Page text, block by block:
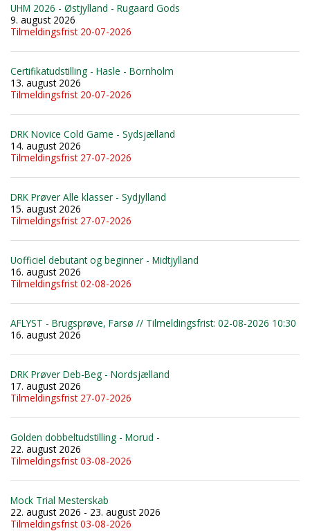
UHM 2026 - Østjylland - Rugaard Gods
9. august 2026
Tilmeldingsfrist 20-07-2026
Certifikatudstilling - Hasle - Bornholm
13. august 2026
Tilmeldingsfrist 20-07-2026
DRK Novice Cold Game - Sydsjælland
14. august 2026
Tilmeldingsfrist 27-07-2026
DRK Prøver Alle klasser - Sydjylland
15. august 2026
Tilmeldingsfrist 27-07-2026
Uofficiel debutant og beginner - Midtjylland
16. august 2026
Tilmeldingsfrist 02-08-2026
AFLYST - Brugsprøve, Farsø // Tilmeldingsfrist: 02-08-2026 10:30
16. august 2026
DRK Prøver Deb-Beg - Nordsjælland
17. august 2026
Tilmeldingsfrist 27-07-2026
Golden dobbeltudstilling - Morud -
22. august 2026
Tilmeldingsfrist 03-08-2026
Mock Trial Mesterskab
22. august 2026 - 23. august 2026
Tilmeldingsfrist 03-08-2026